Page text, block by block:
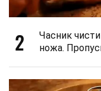
2
Часник
ножа.